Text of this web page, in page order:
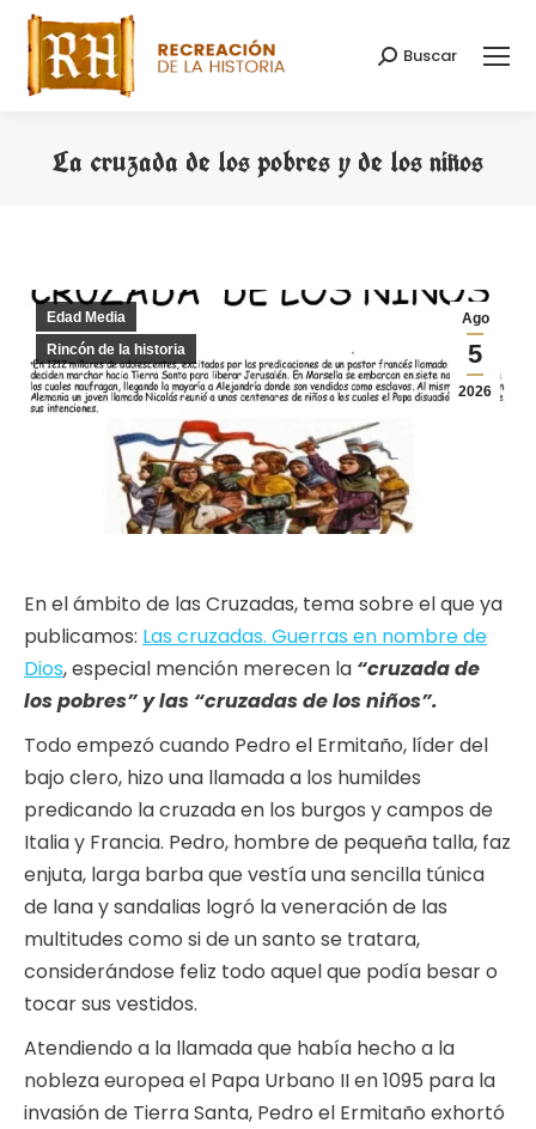
Buscar:
Buscar
La cruzada de los pobres y de los niños
Ago
5
2026
Edad Media
Rincón de la historia
En el ámbito de las Cruzadas, tema sobre el que ya
publicamos: Las cruzadas. Guerras en nombre de
Dios, especial mención merecen la “cruzada de
los pobres” y las “cruzadas de los niños”.
Todo empezó cuando Pedro el Ermitaño, líder del
bajo clero, hizo una llamada a los humildes
predicando la cruzada en los burgos y campos de
Italia y Francia. Pedro, hombre de pequeña talla, faz
enjuta, larga barba que vestía una sencilla túnica
de lana y sandalias logró la veneración de las
multitudes como si de un santo se tratara,
considerándose feliz todo aquel que podía besar o
tocar sus vestidos.
Atendiendo a la llamada que había hecho a la
nobleza europea el Papa Urbano II en 1095 para la
invasión de Tierra Santa, Pedro el Ermitaño exhortó